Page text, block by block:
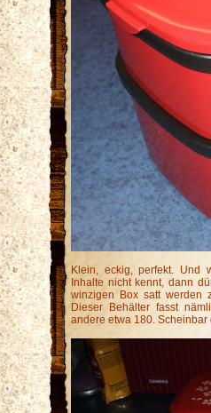
Klein, eckig, perfekt. Und
Inhalte nicht kennt, dann
winzigen Box satt werden
Dieser Behälter fasst
andere etwa 180.